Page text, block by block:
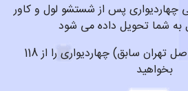
چهاردیواری پس از شستشو لول و کاور
به شما تحویل داده می شود
شماره قالیشویی آرکا (اصل تهران سابق) چهاردیواری را از 118
بخواهید